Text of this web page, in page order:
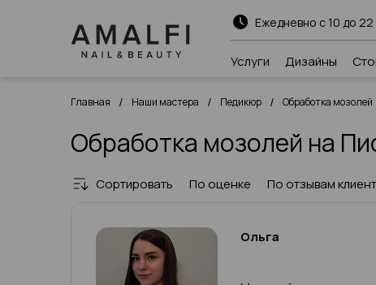
Ежедневно с 10 до 22
Услуги Дизайны
Главная / Наши мастера / Педикюр / Обработка мозолей
Обработка мозолей на
Сортировать По оценке По отзывам
Ольга